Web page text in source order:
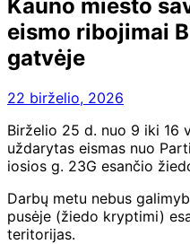
Kauno miesto
eismo ribojimai
gatvėje
22 birželio, 2026
Birželio 25 d. nuo 9 iki 16
uždarytas eismas nuo
iosios g. 23G esančio
Darbų metu nebus
pusėje (žiedo kryptimi)
teritorijas.